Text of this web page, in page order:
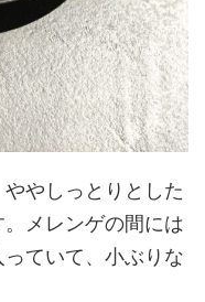
やしっとりとした
メレンゲの間には
ていて、小ぶりな